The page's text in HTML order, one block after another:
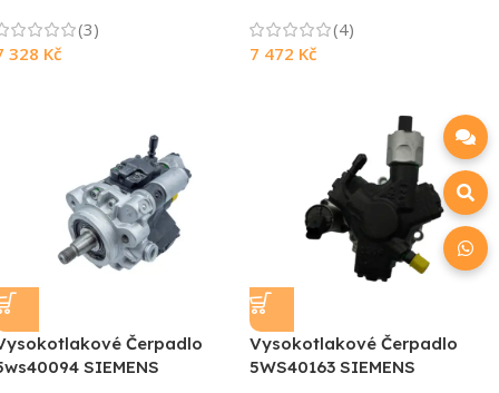
(3)
328 Kč
(4)
7 472 Kč
Čerpadlo
SIEMENS
Vysokotlakové Čerpadlo
5WS40163 SIEMENS